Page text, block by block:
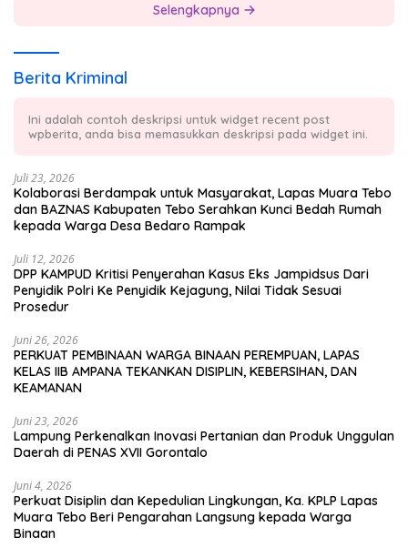
Selengkapnya
Berita Kriminal
Ini adalah contoh deskripsi untuk widget recent post
wpberita, anda bisa memasukkan deskripsi pada widget ini.
Juli 23, 2026
Kolaborasi Berdampak untuk Masyarakat, Lapas Muara Tebo
dan BAZNAS Kabupaten Tebo Serahkan Kunci Bedah Rumah
kepada Warga Desa Bedaro Rampak
Juli 12, 2026
DPP KAMPUD Kritisi Penyerahan Kasus Eks Jampidsus Dari
Penyidik Polri Ke Penyidik Kejagung, Nilai Tidak Sesuai
Prosedur
Juni 26, 2026
PERKUAT PEMBINAAN WARGA BINAAN PEREMPUAN, LAPAS
KELAS IIB AMPANA TEKANKAN DISIPLIN, KEBERSIHAN, DAN
KEAMANAN
Juni 23, 2026
Lampung Perkenalkan Inovasi Pertanian dan Produk Unggulan
Daerah di PENAS XVII Gorontalo
Juni 4, 2026
Perkuat Disiplin dan Kepedulian Lingkungan, Ka. KPLP Lapas
Muara Tebo Beri Pengarahan Langsung kepada Warga
Binaan